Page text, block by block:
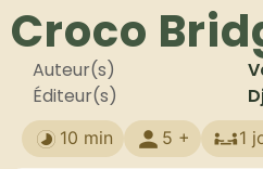
Croco
Auteur(s)
Éditeur(s)
10 min 5 + 1